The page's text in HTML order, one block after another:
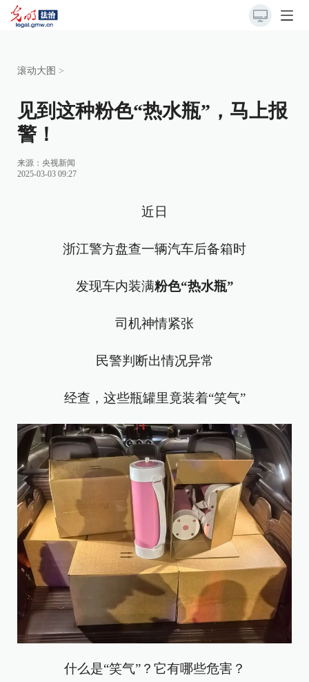
滚动大图 >
见到这种粉色“热水瓶”，马上报
警！
来源： 央视新闻
2025-03-03 09:27
近日
浙江警方盘查一辆汽车后备箱时
发现车内装满粉色“热水瓶”
司机神情紧张
民警判断出情况异常
经查，这些瓶罐里竟装着“笑气”
什么是“笑气”？它有哪些危害？